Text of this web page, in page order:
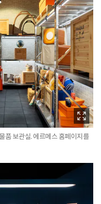
품 보관실. 에르메스 홈페이지를